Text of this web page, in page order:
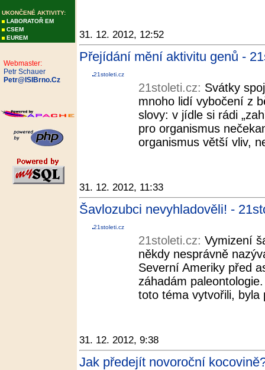
UKONČENÉ AKTIVITY:
LABORATOŘ EM
CSEM
EUREM
Webmaster:
Petr Schauer
Petr@ISIBrno.Cz
31. 12. 2012, 12:52
Přejídání mění aktivitu genů -
21stoleti.cz
21stoleti.cz: Svátky
mnoho lidí vybočení z
slovy: v jídle si rádi
pro organismus
organismus větší vliv,
31. 12. 2012, 11:33
Šavlozubci nevyhladověli! -
21stoleti.cz
21stoleti.cz: Vymizení
někdy nesprávně
Severní Ameriky před
záhadám
toto téma vytvořili,
31. 12. 2012, 9:38
Jak předejít novoroční